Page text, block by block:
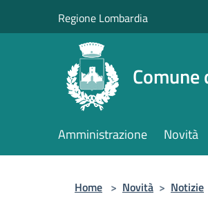
Regione Lombardia
Comune
Amministrazione Novità
Home > Novità > Notizie